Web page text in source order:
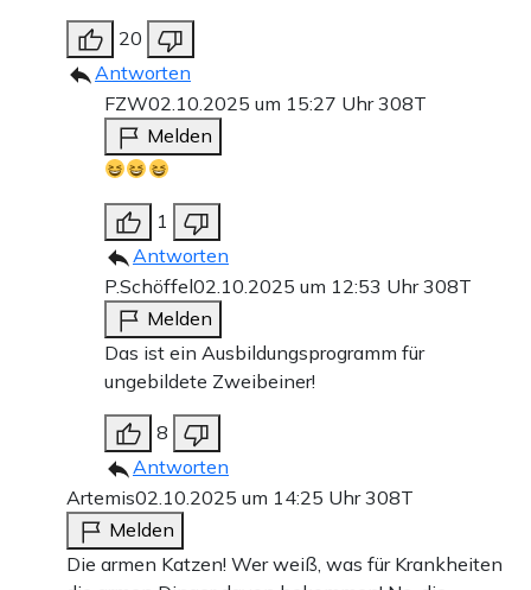
20
Antworten
FZW02.10.2025 um 15:27 Uhr308T
Melden
1
Antworten
P.Schöffel02.10.2025 um 12:53 Uhr308T
Melden
Das ist ein Ausbildungsprogramm für
ungebildete Zweibeiner!
8
Antworten
Artemis02.10.2025 um 14:25 Uhr308T
Melden
Die armen Katzen! Wer weiß, was für Krankheiten